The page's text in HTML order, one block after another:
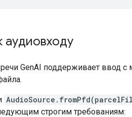
аудиовходу
GenAI поддерживает ввод
строгим требованиям: